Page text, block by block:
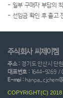
- 일부 구매자 부담의
- 선입금 확인 후 출고
주식회사 씨제이켐
주소 : 경기도 안산시 단
대표번호 : 1644-9269 /
E-mai :
COPYRIGHT(C)